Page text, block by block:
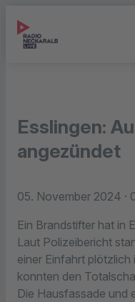
Esslingen:
angezündet
05. November 2024 ·
Ein Brandstifter hat in
Laut Polizeibericht
einer Einfahrt plötzlich
konnten den
Die Hausfassade und